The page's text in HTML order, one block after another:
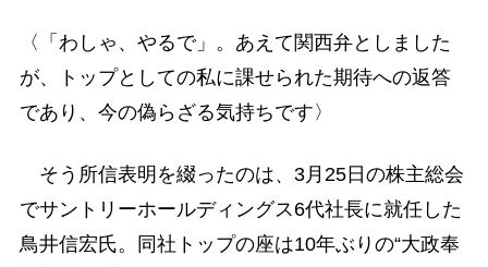
〈「わしゃ、やるで」。あえて関西弁としました
が、トップとしての私に課せられた期待への返答
であり、今の偽らざる気持ちです〉
そう所信表明を綴ったのは、3月25日の株主総会
でサントリーホールディングス6代社長に就任した
鳥井信宏氏。同社トップの座は10年ぶりの“大政奉